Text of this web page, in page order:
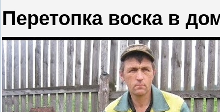
Перетопка воска в